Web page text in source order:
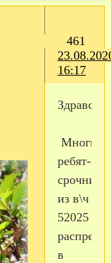
461
16:17
Многих
ребят-
из в\ч
52025
в